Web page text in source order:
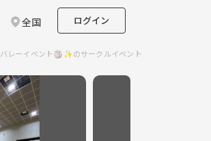
全国 ログイン
レーイベント🏐✨のサークルイベント